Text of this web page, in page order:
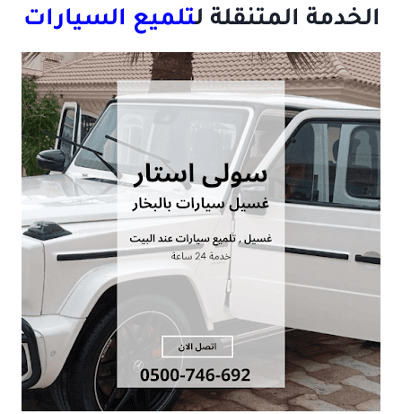
الخدمة المتنقلة لتلميع السيارات